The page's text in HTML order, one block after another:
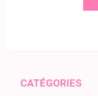
CATÉGORIES